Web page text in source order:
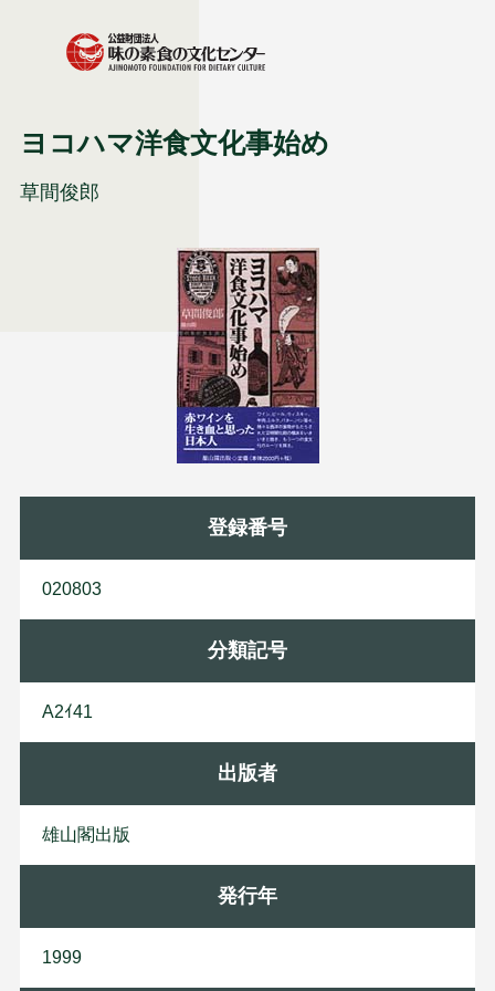
ヨコハマ洋食文化事始め
草間俊郎
登録番号
020803
分類記号
A2ｲ41
出版者
雄山閣出版
発行年
1999